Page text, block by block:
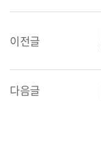
이전글
다음글